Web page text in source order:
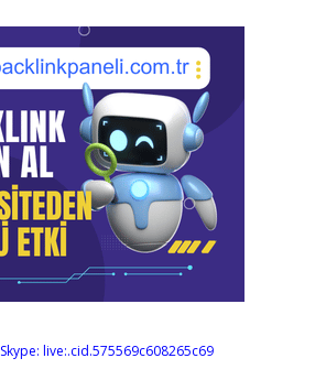
Skype: live:.cid.575569c608265c69